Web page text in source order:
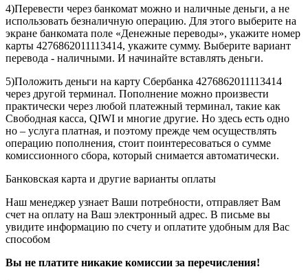
4)Перевести через банкомат можно и наличные деньги, а не
использовать безналичную операцию. Для этого выберите на
экране банкомата поле «Денежные переводы», укажите номер
карты 4276862011113414, укажите сумму. Выберите вариант
перевода - наличными. И начинайте вставлять деньги.
5)Положить деньги на карту Сбербанка 4276862011113414
через другой терминал. Пополнение можно произвести
практически через любой платежный терминал, такие как
Свободная касса, QIWI и многие другие. Но здесь есть одно
но – услуга платная, и поэтому прежде чем осуществлять
операцию пополнения, стоит поинтересоваться о сумме
комиссионного сбора, который снимается автоматически.
Банковская карта и другие варианты оплаты
Наш менеджер узнает Ваши потребности, отправляет Вам
счет на оплату на Ваш электронный адрес. В письме вы
увидите информацию по счету и оплатите удобным для Вас
способом
Вы не платите никакие комиссии за перечисления!